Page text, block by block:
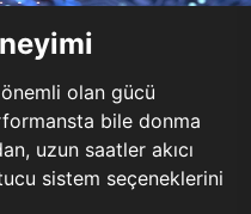
olan gücü
bile donma
uzun saatler akıcı
sistem seçeneklerini